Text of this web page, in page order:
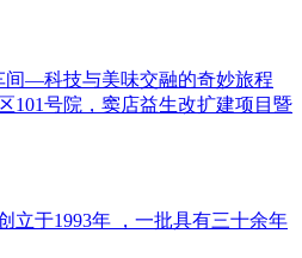
间—科技与美味交融的奇妙旅程
101号院，窦店益生改扩建项目暨
立于1993年 ，一批具有三十余年